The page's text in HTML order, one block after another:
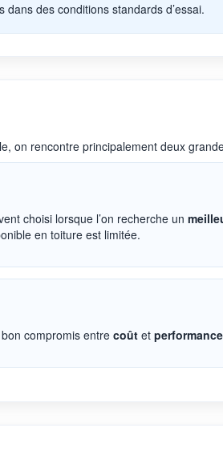
des conditions standards d’essai.
on rencontre principalement deux
choisi lorsque l’on recherche un
en toiture est limitée.
compromis entrecoût etperformance